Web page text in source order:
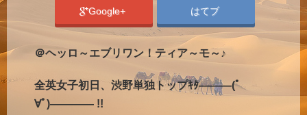
Google+ はてブ
＠ヘッロ～エブリワン！ティア～モ～♪
全英女子初日、渋野単独トップｷﾀ―――(ﾟ
∀ﾟ)―――― !!